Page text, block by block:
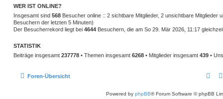
WER IST ONLINE?
Insgesamt sind 568 Besucher online :: 2 sichtbare Mitglieder, 2 unsichtbare Mitglieder
Besuchern der letzten 5 Minuten)
Der Besucherrekord liegt bei 4644 Besuchern, die am So 29. Mär 2026, 11:17
STATISTIK
Beiträge insgesamt 237778 • Themen insgesamt 6268 • Mitglieder insgesamt 439 •
Foren-Übersicht
Powered by phpBB® Forum Software © phpBB